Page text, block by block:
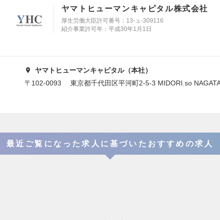
ヤマトヒューマンキャピタル株式会社
厚生労働大臣許可番号：13-ュ-309116
紹介事業許可年：平成30年1月1日
ヤマトヒューマンキャピタル（本社）
〒102-0093 東京都千代田区平河町2-5-3 MIDORI.so
最近ご覧になった求人に基づいたおすすめの求人